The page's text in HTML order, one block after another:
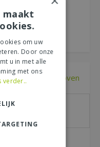
Naar boven
maakt
om uw
Door onze
u in met alle
met ons
verder..